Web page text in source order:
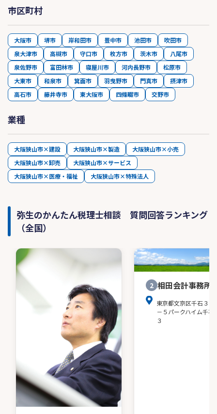
市区町村
大阪市 堺市 岸和田市 豊中市 池田市
吹田市
泉大津市
高槻市 守口市 枚方市 茨木市
八尾市
泉佐野市
富田林市 寝屋川市 河内長野市
松原市
大東市
和泉市 箕面市 羽曳野市 門真市
摂津市
高石市
藤井寺市 東大阪市 四條畷市 交野市
業種
大阪狭山市×建設 大阪狭山市×製造
大阪狭山市×小売
大阪狭山市×卸売
大阪狭山市×サービス
大阪狭山市×医療・福祉
大阪狭山市×特殊法人
弥生のかんたん税理士相談 質問回答ランキング
（全国）
2 相田会計事務所
東京都文京区千石３－
－５パークハイム千石
３